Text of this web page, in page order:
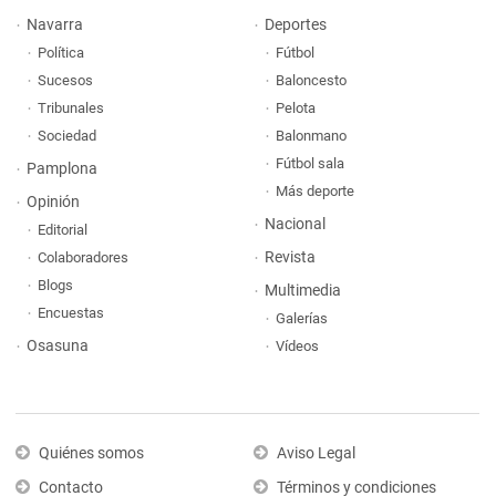
Navarra
Política
Sucesos
Tribunales
Sociedad
Pamplona
Opinión
Editorial
Colaboradores
Blogs
Encuestas
Osasuna
Deportes
Fútbol
Baloncesto
Pelota
Balonmano
Fútbol sala
Más deporte
Nacional
Revista
Multimedia
Galerías
Vídeos
Quiénes somos
Contacto
Aviso Legal
Términos y condiciones